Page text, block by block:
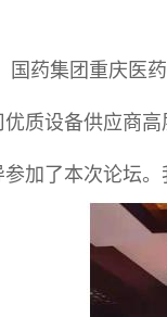
国药集团重庆医
质设备供应商
加了本次论坛